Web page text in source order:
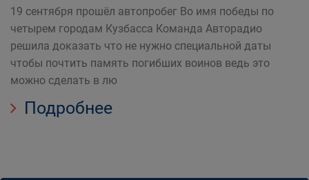
19 сентября прошёл автопробег Во имя победы по
четырем городам Кузбасса Команда Авторадио
решила доказать что не нужно специальной даты
чтобы почтить память погибших воинов ведь это
можно сделать в лю
Подробнее